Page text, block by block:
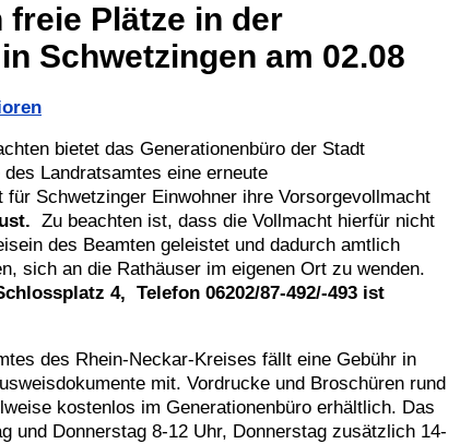
Plätze in der
Schwetzingen am 02.08
bietet das Generationenbüro der Stadt
Landratsamtes eine erneute
Schwetzinger Einwohner ihre Vorsorgevollmacht
Zu beachten ist, dass die Vollmacht hierfür nicht
des Beamten geleistet und dadurch amtlich
sich an die Rathäuser im eigenen Ort zu wenden.
4, Telefon 06202/87-492/-493 ist
des Rhein-Neckar-Kreises fällt eine Gebühr in
mit. Vordrucke und Broschüren rund
kostenlos im Generationenbüro erhältlich. Das
und Donnerstag 8-12 Uhr, Donnerstag zusätzlich 14-